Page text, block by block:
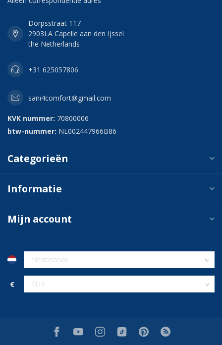
Dorpsstraat 117
2903LA Capelle aan den Ijssel
the Netherlands
+31 625057806
sani4comfort@gmail.com
KVK nummer: 70800006
btw-nummer: NL002447966B86
Categorieën
Informatie
Mijn account
€